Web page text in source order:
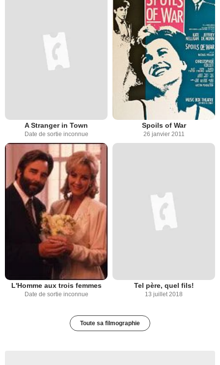
A Stranger in Town
Date de sortie inconnue
Spoils of War
26 janvier 2011
L'Homme aux trois femmes
Date de sortie inconnue
Tel père, quel fils!
13 juillet 2018
Toute sa filmographie